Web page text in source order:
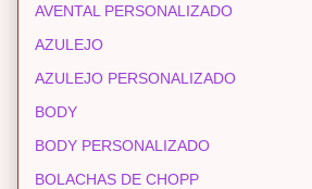
AVENTAL PERSONALIZADO
AZULEJO
AZULEJO PERSONALIZADO
BODY
BODY PERSONALIZADO
BOLACHAS DE CHOPP